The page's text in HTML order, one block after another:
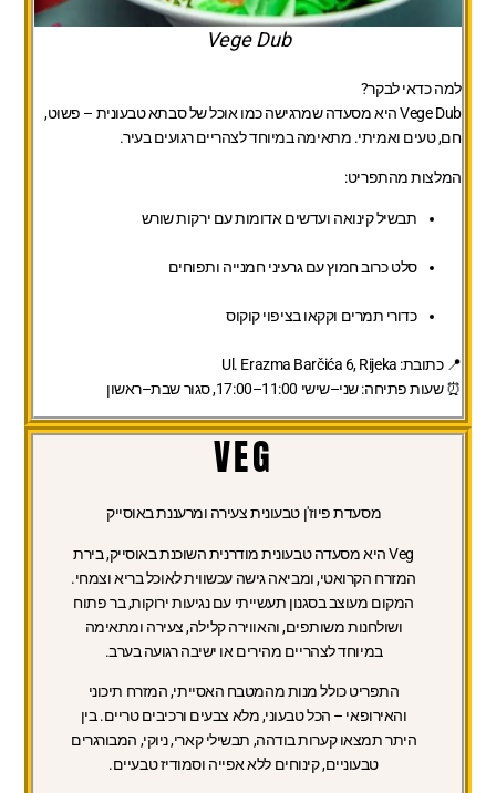
Vege Dub
למה כדאי לבקר?
Vege Dub היא מסעדה שמרגישה כמו אוכל של סבתא טבעונית – פשוט,
חם, טעים ואמיתי. מתאימה במיוחד לצהריים רגועים בעיר.
המלצות מהתפריט:
תבשיל קינואה ועדשים אדומות עם ירקות שורש
סלט כרוב חמוץ עם גרעיני חמנייה ותפוחים
כדורי תמרים וקקאו בציפוי קוקוס
📍 כתובת: Ul. Erazma Barčića 6, Rijeka
⏰ שעות פתיחה: שני–שישי 11:00–17:00, סגור שבת–ראשון
VEG
מסעדת פיוז'ן טבעונית צעירה ומרעננת באוסייק
Veg היא מסעדה טבעונית מודרנית השוכנת באוסייק, בירת
המזרח הקרואטי, ומביאה גישה עכשווית לאוכל בריא וצמחי.
המקום מעוצב בסגנון תעשייתי עם נגיעות ירוקות, בר פתוח
ושולחנות משותפים, והאווירה קלילה, צעירה ומתאימה
במיוחד לצהריים מהירים או ישיבה רגועה בערב.
התפריט כולל מנות מהמטבח האסייתי, המזרח תיכוני
והאירופאי – הכל טבעוני, מלא צבעים ורכיבים טריים. בין
היתר תמצאו קערות בודהה, תבשילי קארי, ניוקי, המבורגרים
טבעוניים, קינוחים ללא אפייה וסמודיז טבעיים.